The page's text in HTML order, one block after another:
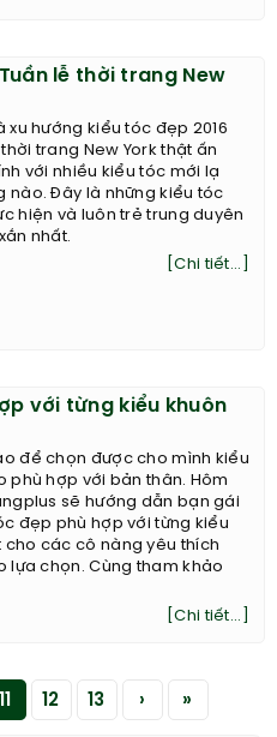
lễ thời trang New
xu hướng kiểu tóc đẹp 2016
trang New York thật ấn
với nhiều kiểu tóc mới lạ
nào. Đây là những kiểu tóc
hiện và luôn trẻ trung duyên
nhất.
[Chi tiết...]
với từng kiểu khuôn
để chọn được cho mình kiểu
phù hợp với bản thân. Hôm
sẽ hướng dẫn bạn gái
đẹp phù hợp với từng kiểu
cho các cô nàng yêu thích
lựa chọn. Cùng tham khảo
[Chi tiết...]
11 12 13 › »